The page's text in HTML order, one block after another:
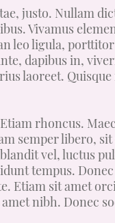
justo. Nullam
Vivamus
leo ligula,
dapibus in,
laoreet.
rhoncus.
semper libero, sit
vel, luctus
tempus.
Etiam sit amet
nibh. Donec